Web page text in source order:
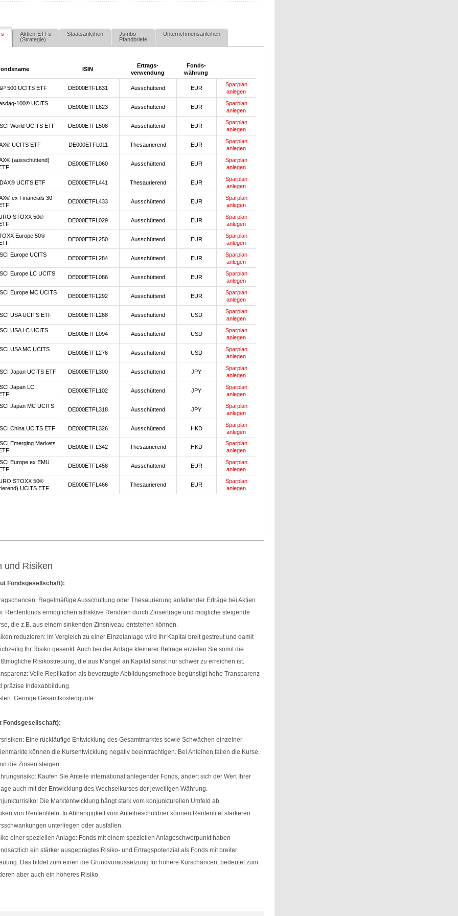
Aktien-ETFs
(Strategie)
Staatsanleihen
Jumbo
Pfandbriefe
Unternehmensanleihen
ISIN
Ertrags-
verwendung
Fonds-
währung
500 UCITS ETF DE000ETFL631 Ausschüttend EUR
Sparplan
anlegen
100® UCITS
DE000ETFL623 Ausschüttend EUR
Sparplan
anlegen
World UCITS ETF DE000ETFL508 Ausschüttend EUR
Sparplan
anlegen
UCITS ETF DE000ETFL011 Thesaurierend EUR
Sparplan
anlegen
(ausschüttend)
DE000ETFL060 Ausschüttend EUR
Sparplan
anlegen
UCITS ETF DE000ETFL441 Thesaurierend EUR
Sparplan
anlegen
ex Financials 30
DE000ETFL433 Ausschüttend EUR
Sparplan
anlegen
STOXX 50®
DE000ETFL029 Ausschüttend EUR
Sparplan
anlegen
Europe 50®
DE000ETFL250 Ausschüttend EUR
Sparplan
anlegen
Europe UCITS
DE000ETFL284 Ausschüttend EUR
Sparplan
anlegen
Europe LC UCITS
DE000ETFL086 Ausschüttend EUR
Sparplan
anlegen
Europe MC UCITS
DE000ETFL292 Ausschüttend EUR
Sparplan
anlegen
USA UCITS ETF DE000ETFL268 Ausschüttend USD
Sparplan
anlegen
USA LC UCITS
DE000ETFL094 Ausschüttend USD
Sparplan
anlegen
USA MC UCITS
DE000ETFL276 Ausschüttend USD
Sparplan
anlegen
Japan UCITS ETF DE000ETFL300 Ausschüttend JPY
Sparplan
anlegen
Japan LC
DE000ETFL102 Ausschüttend JPY
Sparplan
anlegen
Japan MC UCITS
DE000ETFL318 Ausschüttend JPY
Sparplan
anlegen
China UCITS ETF DE000ETFL326 Ausschüttend HKD
Sparplan
anlegen
Emerging Markets
DE000ETFL342 Thesaurierend HKD
Sparplan
anlegen
Europe ex EMU
DE000ETFL458 Ausschüttend EUR
Sparplan
anlegen
STOXX 50®
UCITS ETF
DE000ETFL466 Thesaurierend EUR
Sparplan
anlegen
und Risiken
Fondsgesellschaft):
Regelmäßige Ausschüttung oder Thesaurierung anfallender Erträge bei Aktien
Rentenfonds ermöglichen attraktive Renditen durch Zinserträge und mögliche steigende
die z.B. aus einem sinkenden Zinsniveau entstehen können.
reduzieren: Im Vergleich zu einer Einzelanlage wird Ihr Kapital breit gestreut und damit
Ihr Risiko gesenkt. Auch bei der Anlage kleinerer Beträge erzielen Sie somit die
Risikostreuung, die aus Mangel an Kapital sonst nur schwer zu erreichen ist.
Volle Replikation als bevorzugte Abbildungsmethode begünstigt hohe Transparenz
präzise Indexabbildung.
Geringe Gesamtkostenquote.
Fondsgesellschaft):
Eine rückläufige Entwicklung des Gesamtmarktes sowie Schwächen einzelner
können die Kursentwicklung negativ beeinträchtigen. Bei Anleihen fallen die Kurse,
die Zinsen steigen.
Kaufen Sie Anteile international anlegender Fonds, ändert sich der Wert Ihrer
auch mit der Entwicklung des Wechselkurses der jeweiligen Währung.
Die Marktentwicklung hängt stark vom konjunkturellen Umfeld ab.
von Rententiteln: In Abhängigkeit vom Anleiheschuldner können Rententitel stärkeren
unterliegen oder ausfallen.
einer speziellen Anlage: Fonds mit einem speziellen Anlageschwerpunkt haben
ein stärker ausgeprägtes Risiko- und Ertragspotenzial als Fonds mit breiter
Das bildet zum einen die Grundvoraussetzung für höhere Kurschancen, bedeutet zum
aber auch ein höheres Risiko.